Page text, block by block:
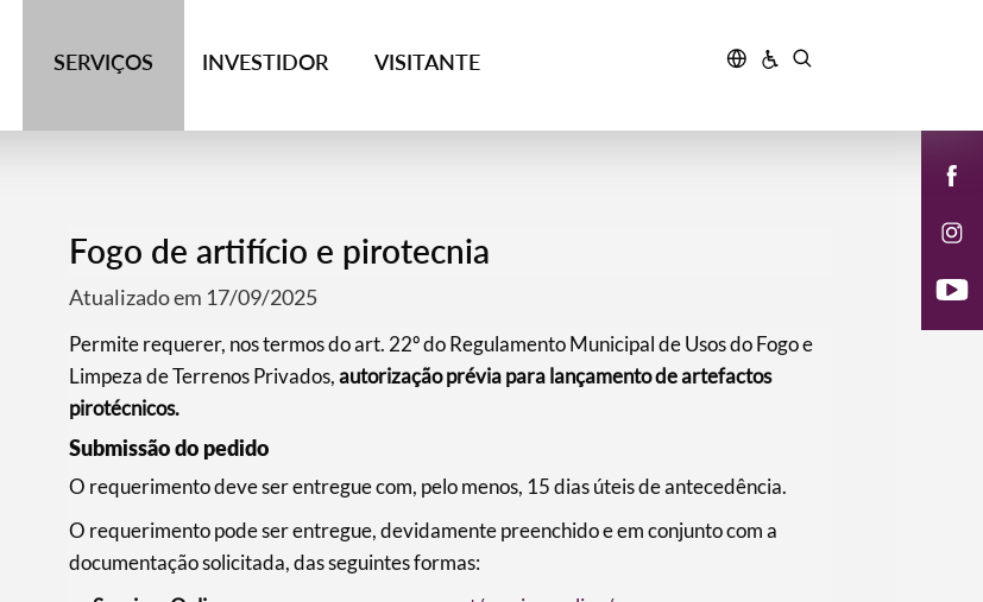
SERVIÇOS INVESTIDOR VISITANTE
Fogo de artifício e pirotecnia
Atualizado em 17/09/2025
Permite requerer, nos termos do art. 22º do Regulamento Municipal de Usos do Fogo e
Limpeza de Terrenos Privados,autorização prévia para lançamento de artefactos
pirotécnicos.
Submissão do pedido
O requerimento deve ser entregue com, pelo menos, 15 dias úteis de antecedência.
O requerimento pode ser entregue, devidamente preenchido e em conjunto com a
documentação solicitada, das seguintes formas: